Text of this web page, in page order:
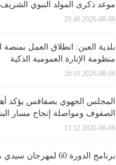
موعد ذكرى المولد النبوي الشريف
2026-08-06 20:48
بلدية العين: انطلاق العمل
منظومة الإنارة العمومية الذكية
2026-08-06 20:10
المجلس الجهوي بصفاقس يؤكد
الصفوف ومواصلة إنجاح مسار
2026-08-06 13:32
برنامج الدورة 60 لمهرجان سيدي منصور